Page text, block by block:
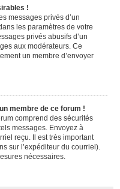
!
messages privés d’un
les paramètres de votre
privés abusifs d’un
aux modérateurs. Ce
un membre d’envoyer
membre de ce forum !
comprend des sécurités
messages. Envoyez à
reçu. Il est très important
sur l’expéditeur du courriel).
nécessaires.